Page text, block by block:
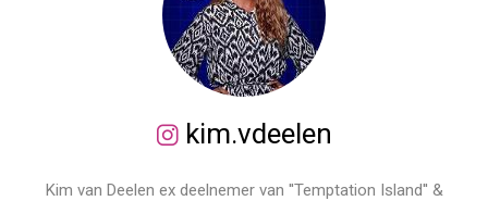
kim.vdeelen
Kim van Deelen ex deelnemer van ''Temptation Island'' &